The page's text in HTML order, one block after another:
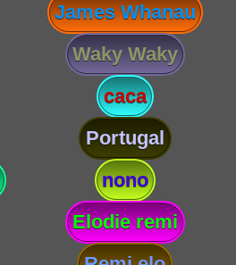
James Whanau
Waky Waky
caca
Portugal
nono
Elodie remi